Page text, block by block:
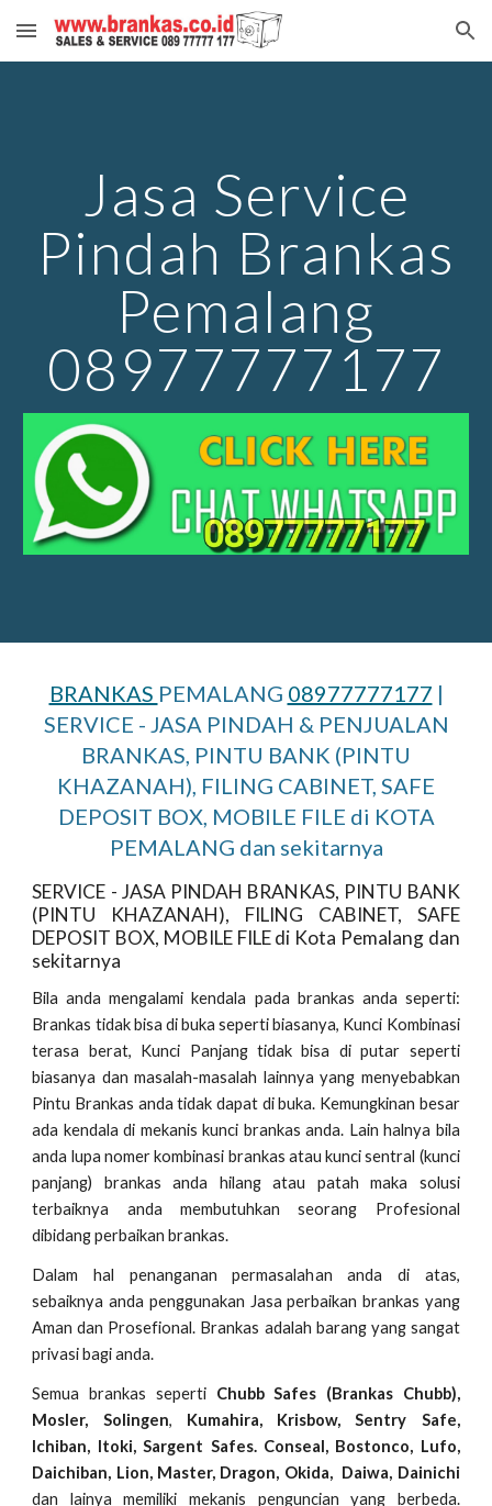
Skip to main content Skip to navigation
Jasa Service
Pindah Brankas
Pemalang
08977777177
BRANKAS PEMALANG 08977777177 |
SERVICE - JASA PINDAH & PENJUALAN
BRANKAS, PINTU BANK (PINTU
KHAZANAH), FILING CABINET, SAFE
DEPOSIT BOX, MOBILE FILE di KOTA
PEMALANG dan sekitarnya
SERVICE - JASA PINDAH BRANKAS, PINTU BANK
(PINTU KHAZANAH), FILING CABINET, SAFE
DEPOSIT BOX, MOBILE FILE di Kota Pemalang dan
sekitarnya
Bila anda mengalami kendala pada brankas anda seperti:
Brankas tidak bisa di buka seperti biasanya, Kunci Kombinasi
terasa berat, Kunci Panjang tidak bisa di putar seperti
biasanya dan masalah-masalah lainnya yang menyebabkan
Pintu Brankas anda tidak dapat di buka. Kemungkinan besar
ada kendala di mekanis kunci brankas anda. Lain halnya bila
anda lupa nomer kombinasi brankas atau kunci sentral (kunci
panjang) brankas anda hilang atau patah maka solusi
terbaiknya anda membutuhkan seorang Profesional
dibidang perbaikan brankas.
Dalam hal penanganan permasalahan anda di atas,
sebaiknya anda penggunakan Jasa perbaikan brankas yang
Aman dan Prosefional. Brankas adalah barang yang sangat
privasi bagi anda.
Semua brankas seperti Chubb Safes (Brankas Chubb),
Mosler, Solingen, Kumahira, Krisbow, Sentry Safe,
Ichiban, Itoki, Sargent Safes. Conseal, Bostonco, Lufo,
Daichiban, Lion, Master, Dragon, Okida, Daiwa, Dainichi
dan lainya memiliki mekanis penguncian yang berbeda.